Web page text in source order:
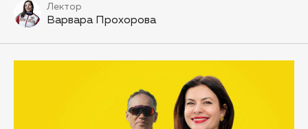
Лектор
Варвара Прохорова